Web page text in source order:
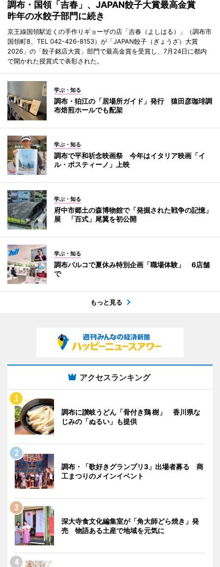
調布・国領「吉春」、JAPAN餃子大賞最高金賞
昨年の水餃子部門に続き
京王線国領駅近くの手作りギョーザの店「吉春（よしはる）」（調布市
国領町8、TEL 042-426-8153）が「JAPAN餃子（ぎょうざ）大賞
2026」の「餃子銘店大賞」部門で最高金賞を受賞し、7月24日に都内
で開かれた授賞式で表彰された。
学ぶ・知る
調布・狛江の「居場所ガイド」発行 猿田彦珈琲調
布焙煎ホールでも配架
学ぶ・知る
調布で平和祈念映画祭 今年はイタリア映画「イ
ル・ポスティーノ」上映
学ぶ・知る
府中市郷土の森博物館で「発掘された戦争の記憶」
展 「百式」尾翼を初公開
学ぶ・知る
調布パルコで夏休み特別企画「職場体験」 6店舗
で
もっと見る
アクセスランキング
調布に讃岐うどん「骨付き鶏 樹」 香川県な
じみの「ぬるい」も提供
調布・「歌好きグランプリ3」出場者募る 商
工まつりのメインイベント
深大寺食文化編集室が「角大師どら焼き」発
売 物語ある土産で地域を元気に